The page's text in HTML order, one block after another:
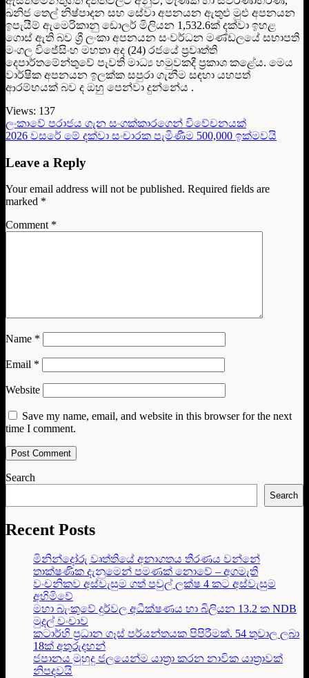
ඛනිජ තෙල් නිෂ්පාදන සහ සේවා අපනයන ඇතුළු මුළු අපනයන
ඉපැයීම් ඇමෙරිකානු ඩොලර් මිලියන 1,532.6ක් දක්වා ඉහළ
ගොස් ඇති බව ශ්‍රී ලංකා අපනයන සංවර්ධන මණ්ඩලයේ සභාපති
මංගල විජේසිංහ මහතා අද (24) රජයේ ප්‍රවෘත්ති
දෙපාර්තමේන්තුවේ පැවති මාධ්‍ය හමුවකදී ප්‍රකාශ කළේය. මෙය
වාර්ෂික අපනයන ඉලක්ක සපුරා ගැනීම සඳහා යහපත්
ආරම්භයක් බව ද ඔහු පෙන්වා දුන්නේය .
Views: 137
ලංකාවේ පරාජය ගැන සංගක්කාරගෙන් විවේචනයක්
2026 වසරේ මේ දක්වා සංචාරක පැමිණීම 500,000 ඉක්මවයි
Leave a Reply
Your email address will not be published. Required fields are
marked *
Comment *
Name *
Email *
Website
Save my name, email, and website in this browser for the next
time I comment.
Search
Search
Recent Posts
මිනින්දෝරු වෘත්තියේ අනාගතය තීරණය වන්නේ
තාක්ෂණික දැනුමෙන් පමණක් නොවේ – අගමැති
වංචනිකව අස්වැසුම ගත් පවුල් ලක්ෂ 4 කට අස්වැසුම
අහිමිවේ
මහා බැංකුවේ දුර්වල අධීක්ෂණය හා බිලියන 13.2 ක NDB
මුදල් වංචාව
කටාර්හි ප්‍රධාන ගෑස් පර්යන්තයක පිපිරීමක්. 54 තුවාල ලබා
18ක් අතුරුදහන්
ජපානය මුහුදු ජලයෙන්ම යාත්‍රා කරන නාවික යාත්‍රාවක්
නිපදවයි